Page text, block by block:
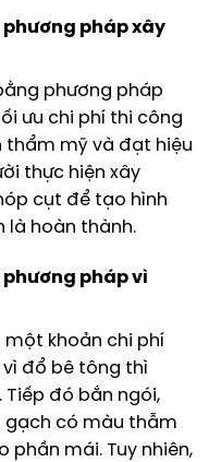
pháp xây
phương pháp
ưu chi phí thi công
thẩm mỹ và đạt hiệu
thực hiện xây
cụt để tạo hình
là hoàn thành.
pháp vì
khoản chi phí
vì đổ bê tông thì
Tiếp đó bắn ngói,
gạch có màu thẫm
mái. Tuy nhiên,